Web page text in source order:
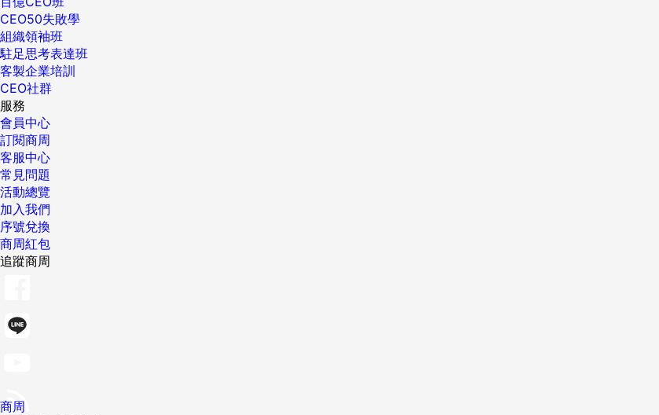
CEO50失敗學
組織領袖班
駐足思考表達班
客製企業培訓
CEO社群
服務
會員中心
訂閱商周
客服中心
常見問題
活動總覽
加入我們
序號兌換
商周紅包
追蹤商周
商周